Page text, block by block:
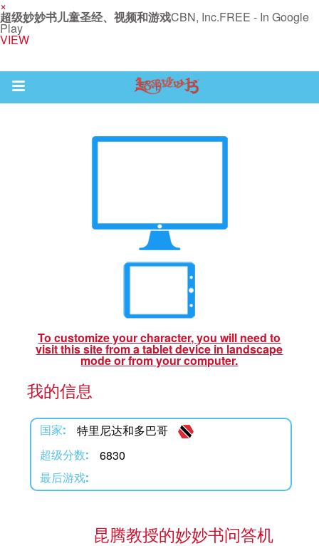
×
超级妙妙书儿童圣经、视频和游戏CBN, Inc.FREE - In Google
Play
VIEW
Return to Content
To customize your character, you will need to
visit this site from a tablet device in landscape
mode or from your computer.
我的信息
国家: 特里尼达和多巴哥
超级分数: 6830
最后游戏:
昆腾教授的妙妙书问答机